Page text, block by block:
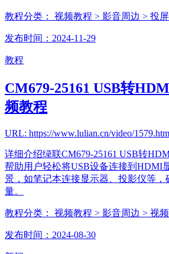
教程分类： 视频教程 > 影音周边 > 投
发布时间：2024-11-29
教程
CM679-25161 USB转
频教程
URL: https://www.lulian.cn/video/
详细介绍绿联CM679-25161 USB转
帮助用户轻松将USB设备连接到HDMI
景，如笔记本连接显示器、投影仪等，
量。
教程分类： 视频教程 > 影音周边 > 视
发布时间：2024-08-30